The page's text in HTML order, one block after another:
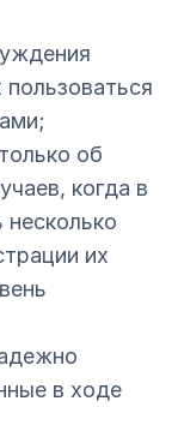
об
когда в
их
в ходе